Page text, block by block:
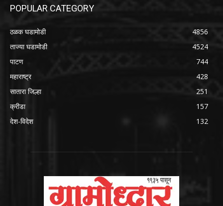
POPULAR CATEGORY
ठळक घडामोडी
4856
ताज्या घडामोडी
4524
पाटण
744
महाराष्ट्र
428
सातारा जिल्हा
251
क्रीडा
157
देश-विदेश
132